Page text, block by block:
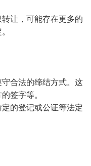
让，可能存在更多的
守合法的缔结方式。这
签字等。
的登记或公证等法定